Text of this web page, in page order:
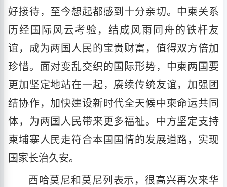
好接待，至今想起都感到十分亲切。中柬关系
历经国际风云考验，结成风雨同舟的铁杆友
谊，成为两国人民的宝贵财富，值得双方倍加
珍惜。面对变乱交织的国际形势，中柬两国要
更加坚定地站在一起，赓续传统友谊，加强团
结协作，加快建设新时代全天候中柬命运共同
体，为两国人民带来更多福祉。中方坚定支持
柬埔寨人民走符合本国国情的发展道路，实现
国家长治久安。
西哈莫尼和莫尼列表示，很高兴再次来华